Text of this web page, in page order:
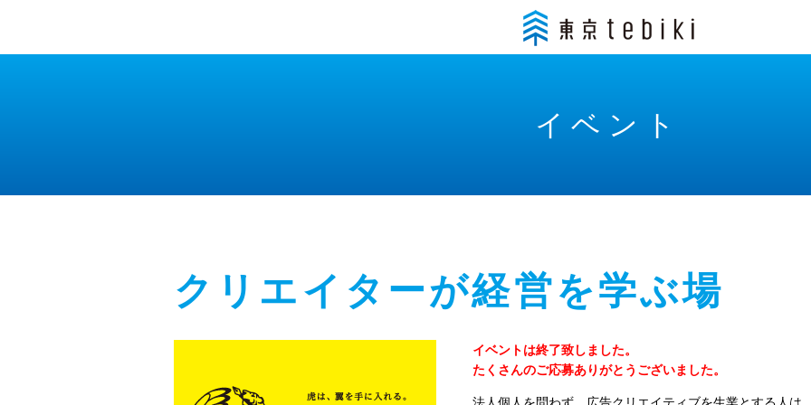
イベント
クリエイターが経営を学ぶ場
イベントは終了致しました。
たくさんのご応募ありがとうございました。
法人個人を問わず、広告クリエイティブを生業とする人は